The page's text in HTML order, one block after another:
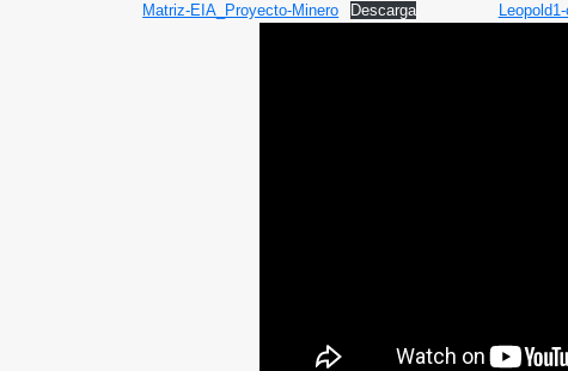
Matriz-EIA_Proyecto-Minero Descarga